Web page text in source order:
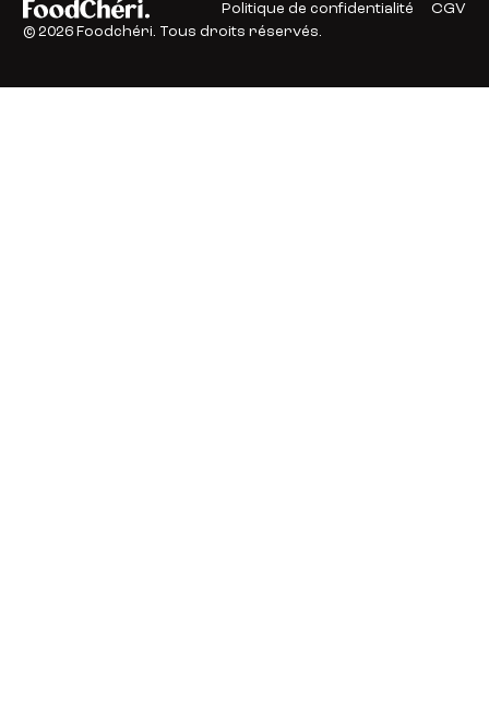
Politique de confidentialité
CGV
©2026 Foodchéri. Tous droits réservés.